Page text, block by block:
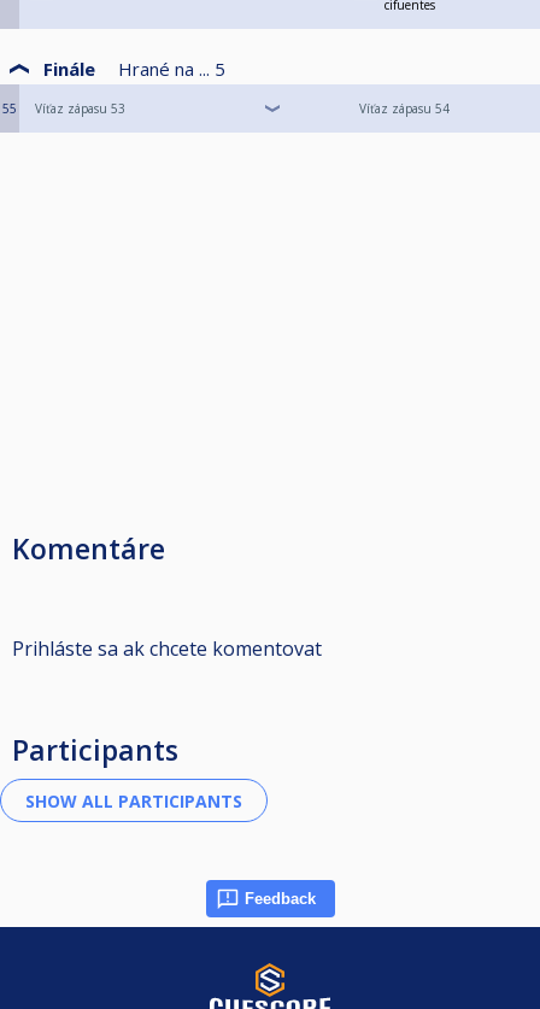
cifuentes
Finále Hrané na ... 5
55 Víťaz zápasu 53 Víťaz zápasu 54
Komentáre
Prihláste sa ak chcete komentovat
Participants
Feedback